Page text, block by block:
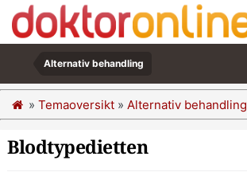
Alternativ behandling
» Temaoversikt » Alternativ behandling
Blodtypedietten